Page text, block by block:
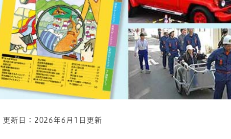
本
更新日：2026年6月1日更新